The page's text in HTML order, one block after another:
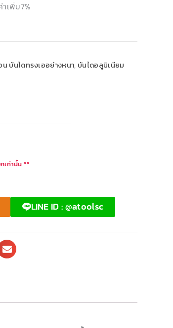
เพิ่ม7%
บันไดทรงเออย่างหนา, บันไดอลูมิเนียม
เท่านั้น **
LINE ID : @atoolsc